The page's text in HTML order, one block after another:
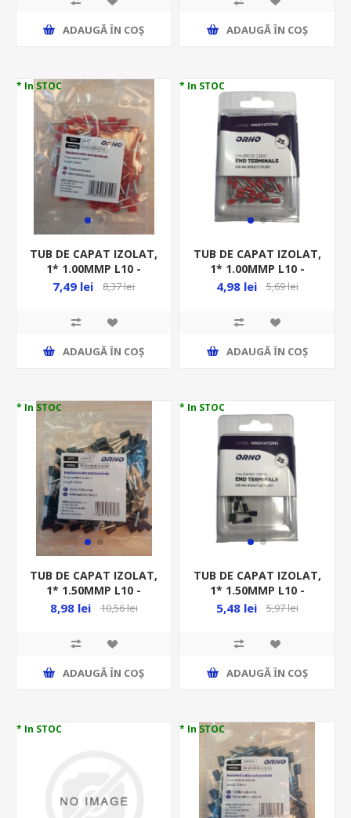
ADAUGĂ ȊN COŞ ADAUGĂ ȊN COŞ
* In STOC
TUB DE CAPAT IZOLAT,
1* 1.00MMP L10 -
100BUC/PUNGA - ROSU
7,49 lei 8,37 lei
ADAUGĂ ȊN COŞ
* In STOC
TUB DE CAPAT IZOLAT,
1* 1.00MMP L10 -
25BUC/BLISTER - ROSU,
4,98 lei 5,69 lei
ADAUGĂ ȊN COŞ
* In STOC
TUB DE CAPAT IZOLAT,
1* 1.50MMP L10 -
100BUC/PUNGA -
8,98 lei 10,56 lei
ADAUGĂ ȊN COŞ
* In STOC
TUB DE CAPAT IZOLAT,
1* 1.50MMP L10 -
25BUC/BLISTER -
5,48 lei 5,97 lei
ADAUGĂ ȊN COŞ
* In STOC * In STOC